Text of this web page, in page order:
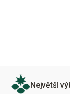
Největší